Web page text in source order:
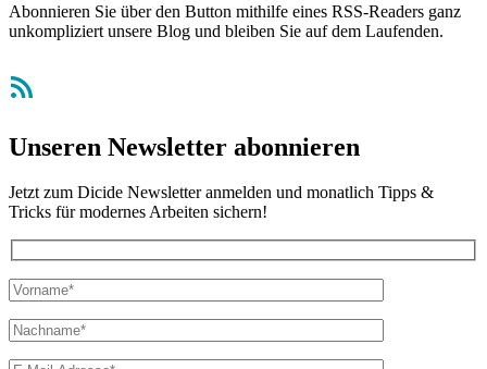
Abonnieren Sie über den Button mithilfe eines RSS-Readers ganz
unkompliziert unsere Blog und bleiben Sie auf dem Laufenden.
RSS-Feed
Unseren Newsletter abonnieren
Jetzt zum Dicide Newsletter anmelden und monatlich Tipps &
Tricks für modernes Arbeiten sichern!